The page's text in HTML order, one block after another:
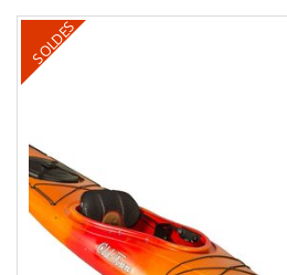
SOLDES